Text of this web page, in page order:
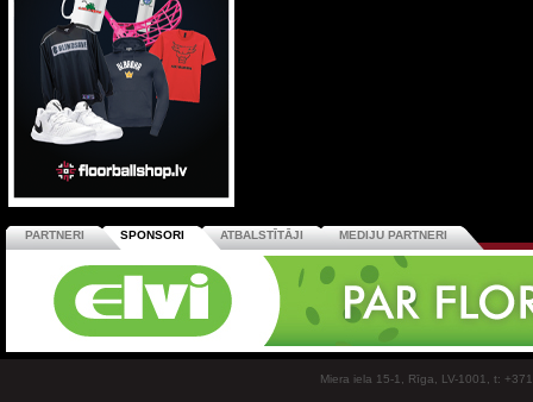
PARTNERI SPONSORI ATBALSTĪTĀJI MEDIJU PARTNERI
Miera iela 15-1, Rīga, LV-1001, t: